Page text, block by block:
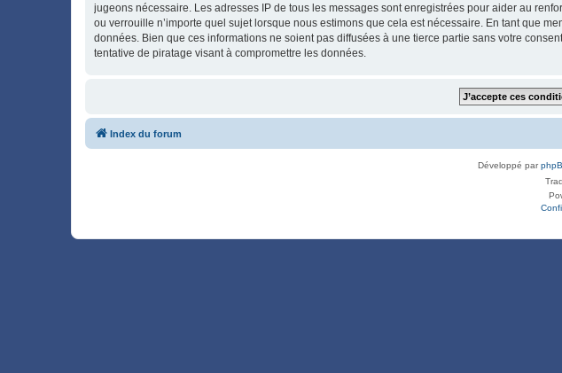
jugeons nécessaire. Les adresses IP de tous les messages sont enregistrées pour aider au
ou verrouille n’importe quel sujet lorsque nous estimons que cela est nécessaire. En tant que
données. Bien que ces informations ne soient pas diffusées à une tierce partie sans votre
tentative de piratage visant à compromettre les données.
Index du forum
Développé par